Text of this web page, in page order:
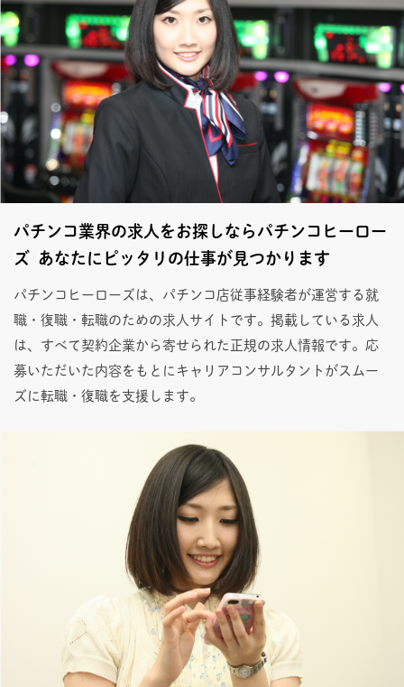
パチンコ業界の求人をお探しならパチンコヒーロー
ズ あなたにピッタリの仕事が見つかります
パチンコヒーローズは、パチンコ店従事経験者が運営する就
職・復職・転職のための求人サイトです。掲載している求人
は、すべて契約企業から寄せられた正規の求人情報です。応
募いただいた内容をもとにキャリアコンサルタントがスムー
ズに転職・復職を支援します。